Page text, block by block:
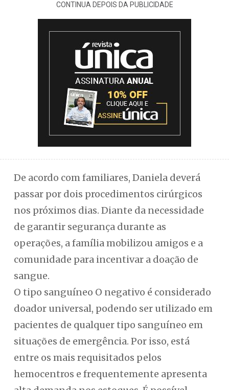
CONTINUA DEPOIS DA PUBLICIDADE
De acordo com familiares, Daniela deverá
passar por dois procedimentos cirúrgicos
nos próximos dias. Diante da necessidade
de garantir segurança durante as
operações, a família mobilizou amigos e a
comunidade para incentivar a doação de
sangue.
O tipo sanguíneo O negativo é considerado
doador universal, podendo ser utilizado em
pacientes de qualquer tipo sanguíneo em
situações de emergência. Por isso, está
entre os mais requisitados pelos
hemocentros e frequentemente apresenta